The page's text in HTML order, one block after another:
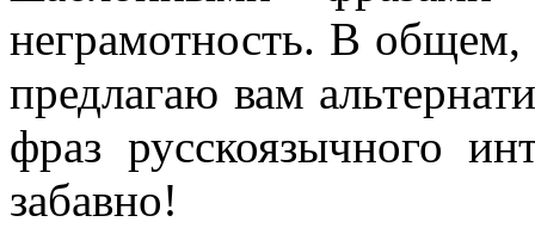
неграмотность. В
предлагаю вам
фраз русскоязычного
забавно!